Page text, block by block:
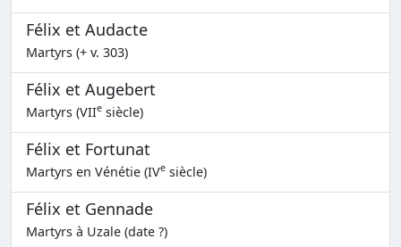
Félix et Audacte
Martyrs (+ v. 303)
Félix et Augebert
Martyrs (VIIe siècle)
Félix et Fortunat
Martyrs en Vénétie (IVe siècle)
Félix et Gennade
Martyrs à Uzale (date ?)